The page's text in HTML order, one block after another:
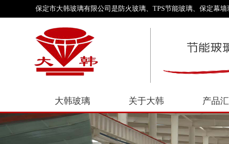
保定市大韩玻璃有限公司是防火玻璃、TPS节能玻璃、保定幕
大韩玻璃 关于大韩 产品